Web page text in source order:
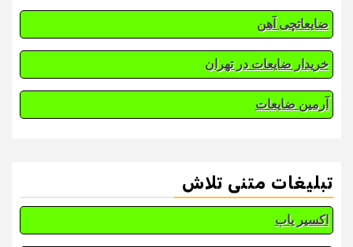
ضایعاتچی آهن
خریدار ضایعات در تهران
آرمین ضایعات
تبلیغات متنی تلاش
اکسیر یاب